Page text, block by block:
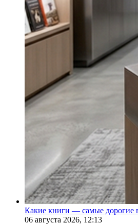
Какие книги — самые дорогие
06 августа 2026, 12:13